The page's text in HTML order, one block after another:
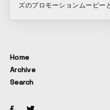
ズのプロモーションムービー
Home
Archive
Search